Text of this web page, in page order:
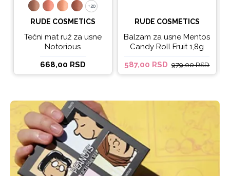
+20
+20
RUDE COSMETICS
Tečni mat ruž za usne
Notorious
668,00 RSD
RUDE COSMETICS
Balzam za usne Mentos
Candy Roll Fruit 1,8g
587,00 RSD 979,00 RSD